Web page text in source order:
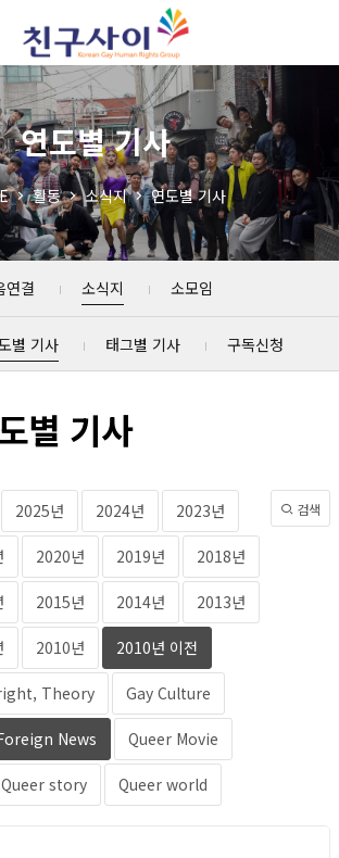
연도별 기사
활동 소식지 연도별 기사
연결 소식지 소모임
별 기사 태그별 기사 구독신청
별 기사
2025년 2024년 2023년
2020년 2019년 2018년
2015년 2014년 2013년
2010년 2010년 이전
Theory Gay Culture
News Queer Movie
Queer story Queer world
검색